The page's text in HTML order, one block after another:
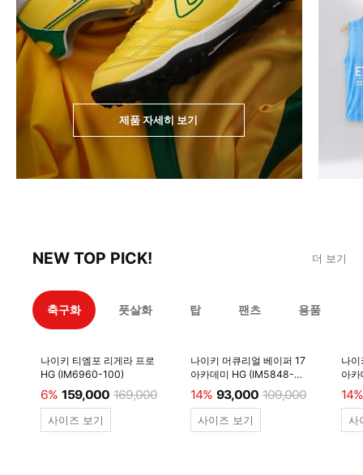
제품 자세히 보기
NEW TOP PICK! 더 보기
축구화 풋살화 탑 팬츠 용품
나이키 티엠포 리게라 프로
HG (IM6960-100)
6% 159,000 169,000
사이즈 보기
나이키 머큐리얼 베이퍼 17
아카데미 HG (IM5848-
600)
14% 93,000 109,000
사이즈 보기
나
아
14%
사